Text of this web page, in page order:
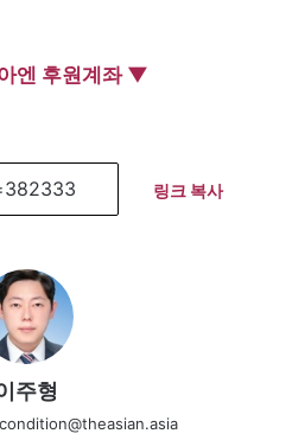
엔 후원계좌 ▼
링크 복사
주형